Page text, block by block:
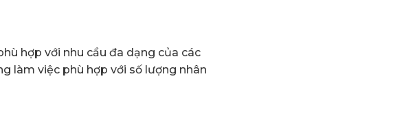
hợp với nhu cầu đa dạng của các
làm việc phù hợp với số lượng nhân